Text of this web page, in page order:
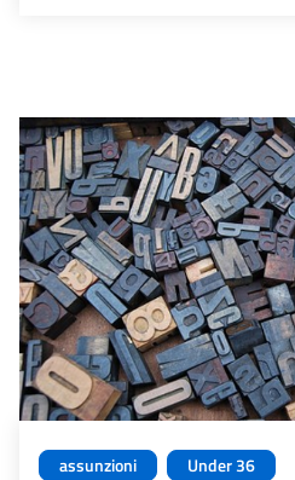
assunzioni Under 36